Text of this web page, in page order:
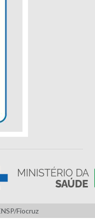
Fiocruz